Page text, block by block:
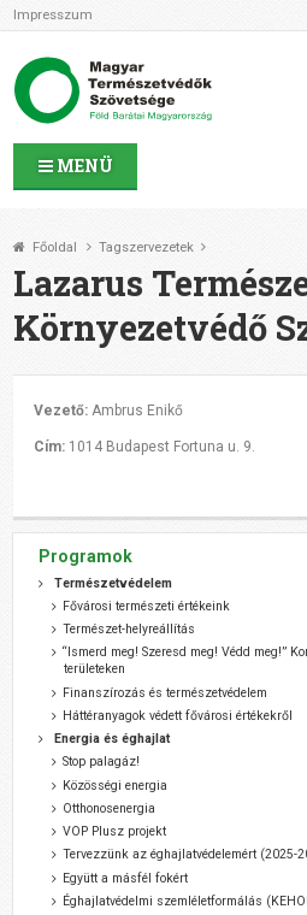
MENÜ
Impresszum
Az MTVSZ-ről
Programok
MTVSZ ügyek és események
Tagszervezetek
Támogatóink
CSATLAKOZZ hozzánk!
Elérhetőségeink
Támogatás
Főoldal Tagszervezetek
Lazarus
Környezetvédő
Vezető: Ambrus Enikő
Cím: 1014 Budapest Fortuna u. 9.
Programok
Természetvédelem
Fővárosi természeti értékeink
Természet-helyreállítás
“Ismerd meg! Szeresd meg! Védd meg!”
területeken
Finanszírozás és természetvédelem
Háttéranyagok védett fővárosi értékekről
Energia és éghajlat
Stop palagáz!
Közösségi energia
Otthonosenergia
VOP Plusz projekt
Tervezzünk az éghajlatvédelemért (2025-
Együtt a másfél fokért
Éghajlatvédelmi szemléletformálás